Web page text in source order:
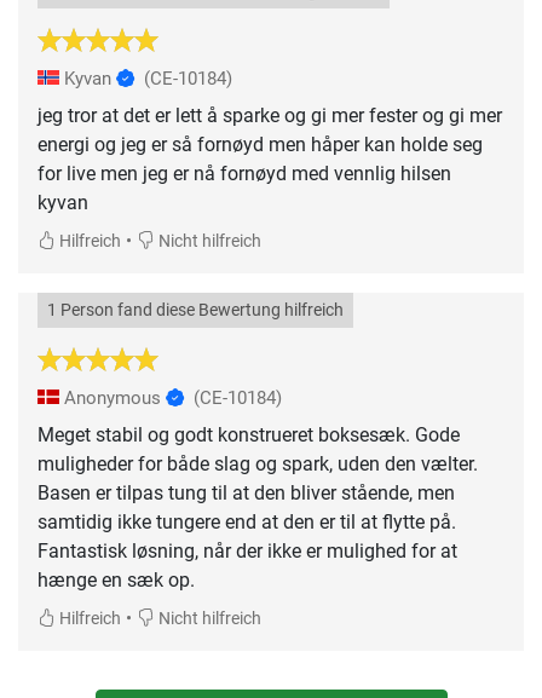
Kyvan (CE-10184)
jeg tror at det er lett å sparke og gi mer fester og gi mer
energi og jeg er så fornøyd men håper kan holde seg
for live men jeg er nå fornøyd med vennlig hilsen
kyvan
Hilfreich • Nicht hilfreich
1 Person fand diese Bewertung hilfreich
Anonymous (CE-10184)
Meget stabil og godt konstrueret boksesæk. Gode
muligheder for både slag og spark, uden den vælter.
Basen er tilpas tung til at den bliver stående, men
samtidig ikke tungere end at den er til at flytte på.
Fantastisk løsning, når der ikke er mulighed for at
hænge en sæk op.
Hilfreich • Nicht hilfreich